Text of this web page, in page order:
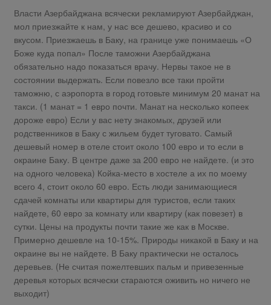
Власти Азербайджана всячески рекламируют Азербайджан,
мол приезжайте к нам, у нас все дешево, красиво и со
вкусом. Приезжаешь в Баку, на границе уже понимаешь «О
Боже куда попал» После таможни Азербайджана
обязательно надо показаться врачу. Нервы такое не в
состоянии выдержать. Если повезло все таки пройти
таможню, с аэропорта в город готовьте минимум 20 манат на
такси. (1 манат = 1 евро почти. Манат на несколько копеек
дороже евро) Если у вас нету знакомых, друзей или
родственников в Баку с жильем будет туговато. Самый
дешевый номер в отеле стоит около 100 евро и то если в
окраине Баку. В центре даже за 200 евро не найдете. (и это
на одного человека) Койка-место в хостеле а их по моему
всего 4, стоит около 60 евро. Есть люди занимающиеся
сдачей комнаты или квартиры для туристов, если таких
найдете, 60 евро за комнату или квартиру (как повезет) в
сутки. Цены на продукты почти такие же как в Москве.
Примерно дешевле на 10-15%. Природы никакой в Баку и на
окраине вы не найдете. В Баку практически не осталось
деревьев. (Не считая пожелтевших пальм и привезенные
деревья которых всячески стараются оживить но ничего не
выходит)